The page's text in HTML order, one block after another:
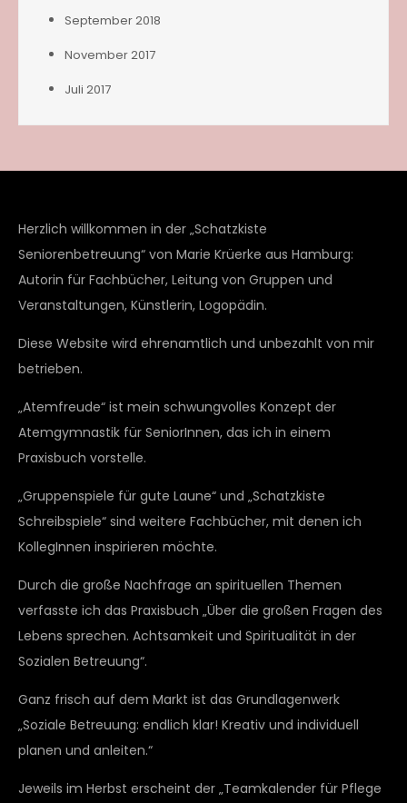
September 2018
November 2017
Juli 2017
Herzlich willkommen in der „Schatzkiste
Seniorenbetreuung“ von Marie Krüerke aus Hamburg:
Autorin für Fachbücher, Leitung von Gruppen und
Veranstaltungen, Künstlerin, Logopädin.
Diese Website wird ehrenamtlich und unbezahlt von mir
betrieben.
„Atemfreude“ ist mein schwungvolles Konzept der
Atemgymnastik für SeniorInnen, das ich in einem
Praxisbuch vorstelle.
„Gruppenspiele für gute Laune“ und „Schatzkiste
Schreibspiele“ sind weitere Fachbücher, mit denen ich
KollegInnen inspirieren möchte.
Durch die große Nachfrage an spirituellen Themen
verfasste ich das Praxisbuch „Über die großen Fragen des
Lebens sprechen. Achtsamkeit und Spiritualität in der
Sozialen Betreuung“.
Ganz frisch auf dem Markt ist das Grundlagenwerk
„Soziale Betreuung: endlich klar! Kreativ und individuell
planen und anleiten.“
Jeweils im Herbst erscheint der „Teamkalender für Pflege